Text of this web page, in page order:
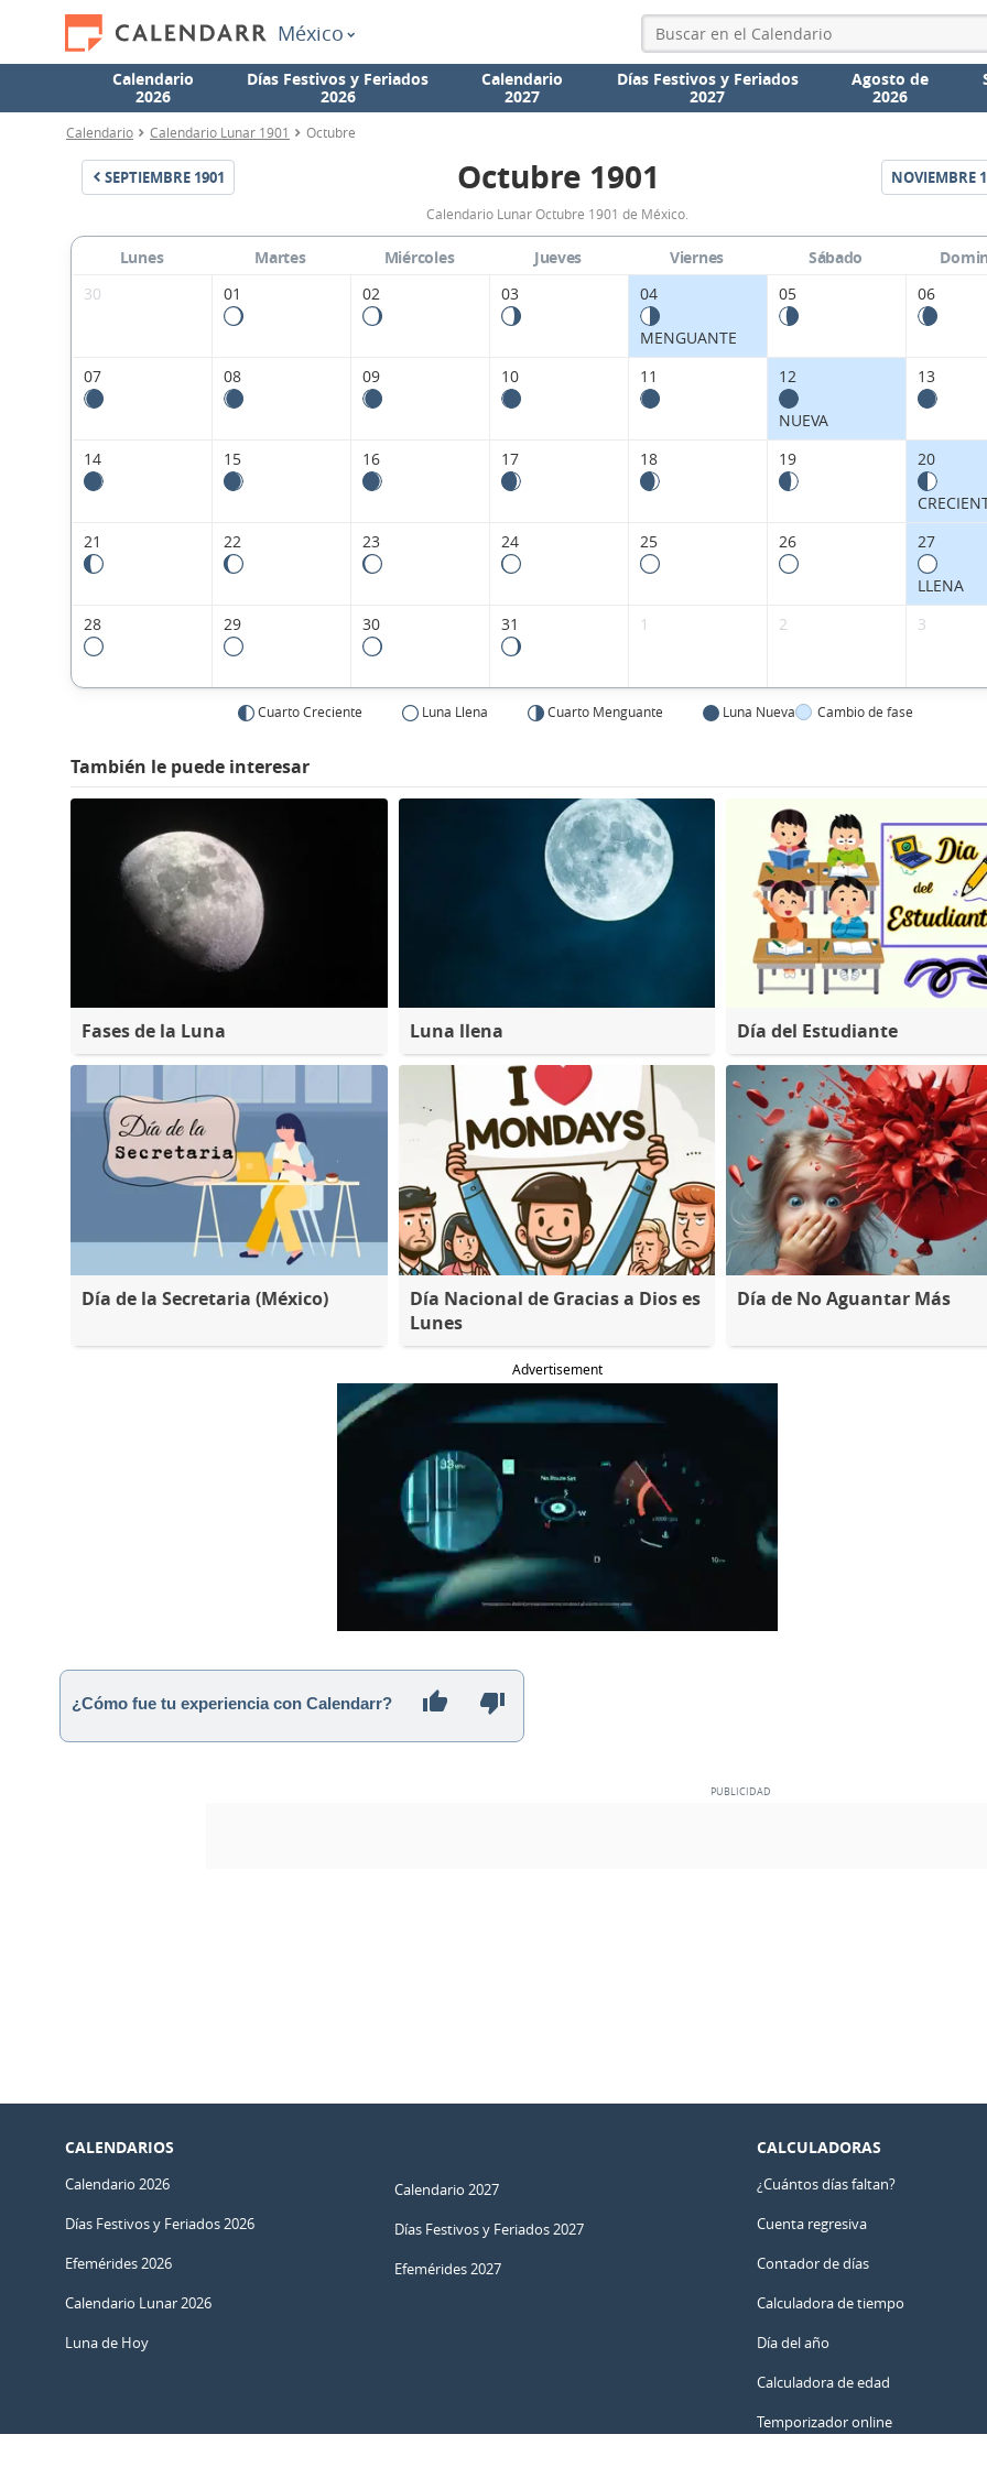
México
Calendario
2026
Días Festivos y Feriados
2026
Calendario
2027
Días Festivos y Feriados
2027
Agosto de
2026
Calendario Calendario Lunar 1901 Octubre
SEPTIEMBRE 1901
Calendario
Lunar
Octubre
México.
Octubre 1901 NOVIEMBRE
Calendario Lunar Octubre 1901 de México.
Lunes Martes Miércoles Jueves Viernes Sábado
30
01 02 03 04
MENGUANTE
05 06
07 08 09 10 11 12
NUEVA
13
14 15 16 17 18 19 20
21
22 23 24 25 26 27
LLENA
28
29 30 31 1 2 3
Cuarto Creciente Luna Llena Cuarto Menguante Luna Nueva Cambio de fase
También le puede interesar
Fases de la Luna Luna llena Día del Estudiante
Día de la Secretaria (México)
Día Nacional de Gracias a Dios es
Lunes
Día de No Aguantar Más
Advertisement
¿Cómo fue tu experiencia con Calendarr?
CALENDARIOS
Calendario 2026
Días Festivos y Feriados 2026
Efemérides 2026
Calendario Lunar 2026
Luna de Hoy
Calendario 2027
Días Festivos y Feriados 2027
Efemérides 2027
CALCULADORAS
¿Cuántos días faltan?
Cuenta regresiva
Contador de días
Calculadora de tiempo
Día del año
Calculadora de edad
Temporizador online